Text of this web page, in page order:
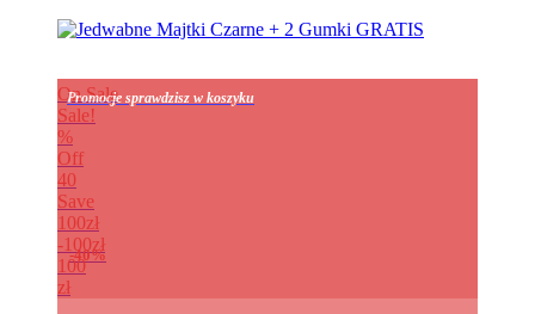
On Sale
Sale!
%
Off
40
Save
100zł
100zł
40%
100
zł
Promocje sprawdzisz w koszyku